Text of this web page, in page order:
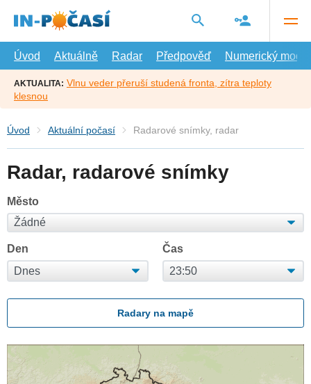
hlavní
Úvod
Aktuálně Radar Předpověď Numerický model
AKTUALITA: Vlnu veder přeruší studená fronta, zítra teploty
klesnou
Úvod Aktuální počasí Radarové snímky, radar
Radar, radarové snímky
Město
Den Čas
Radary na mapě